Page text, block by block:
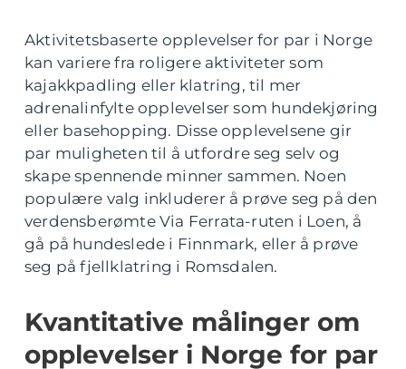
Aktivitetsbaserte opplevelser for par i Norge
kan variere fra roligere aktiviteter som
kajakkpadling eller klatring, til mer
adrenalinfylte opplevelser som hundekjøring
eller basehopping. Disse opplevelsene gir
par muligheten til å utfordre seg selv og
skape spennende minner sammen. Noen
populære valg inkluderer å prøve seg på den
verdensberømte Via Ferrata-ruten i Loen, å
gå på hundeslede i Finnmark, eller å prøve
seg på fjellklatring i Romsdalen.
Kvantitative målinger om
opplevelser i Norge for par